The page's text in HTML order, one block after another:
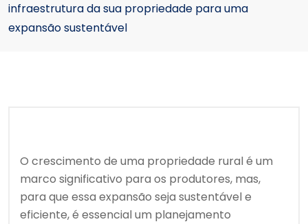
infraestrutura da sua propriedade para uma
expansão sustentável
O crescimento de uma propriedade rural é um
marco significativo para os produtores, mas,
para que essa expansão seja sustentável e
eficiente, é essencial um planejamento